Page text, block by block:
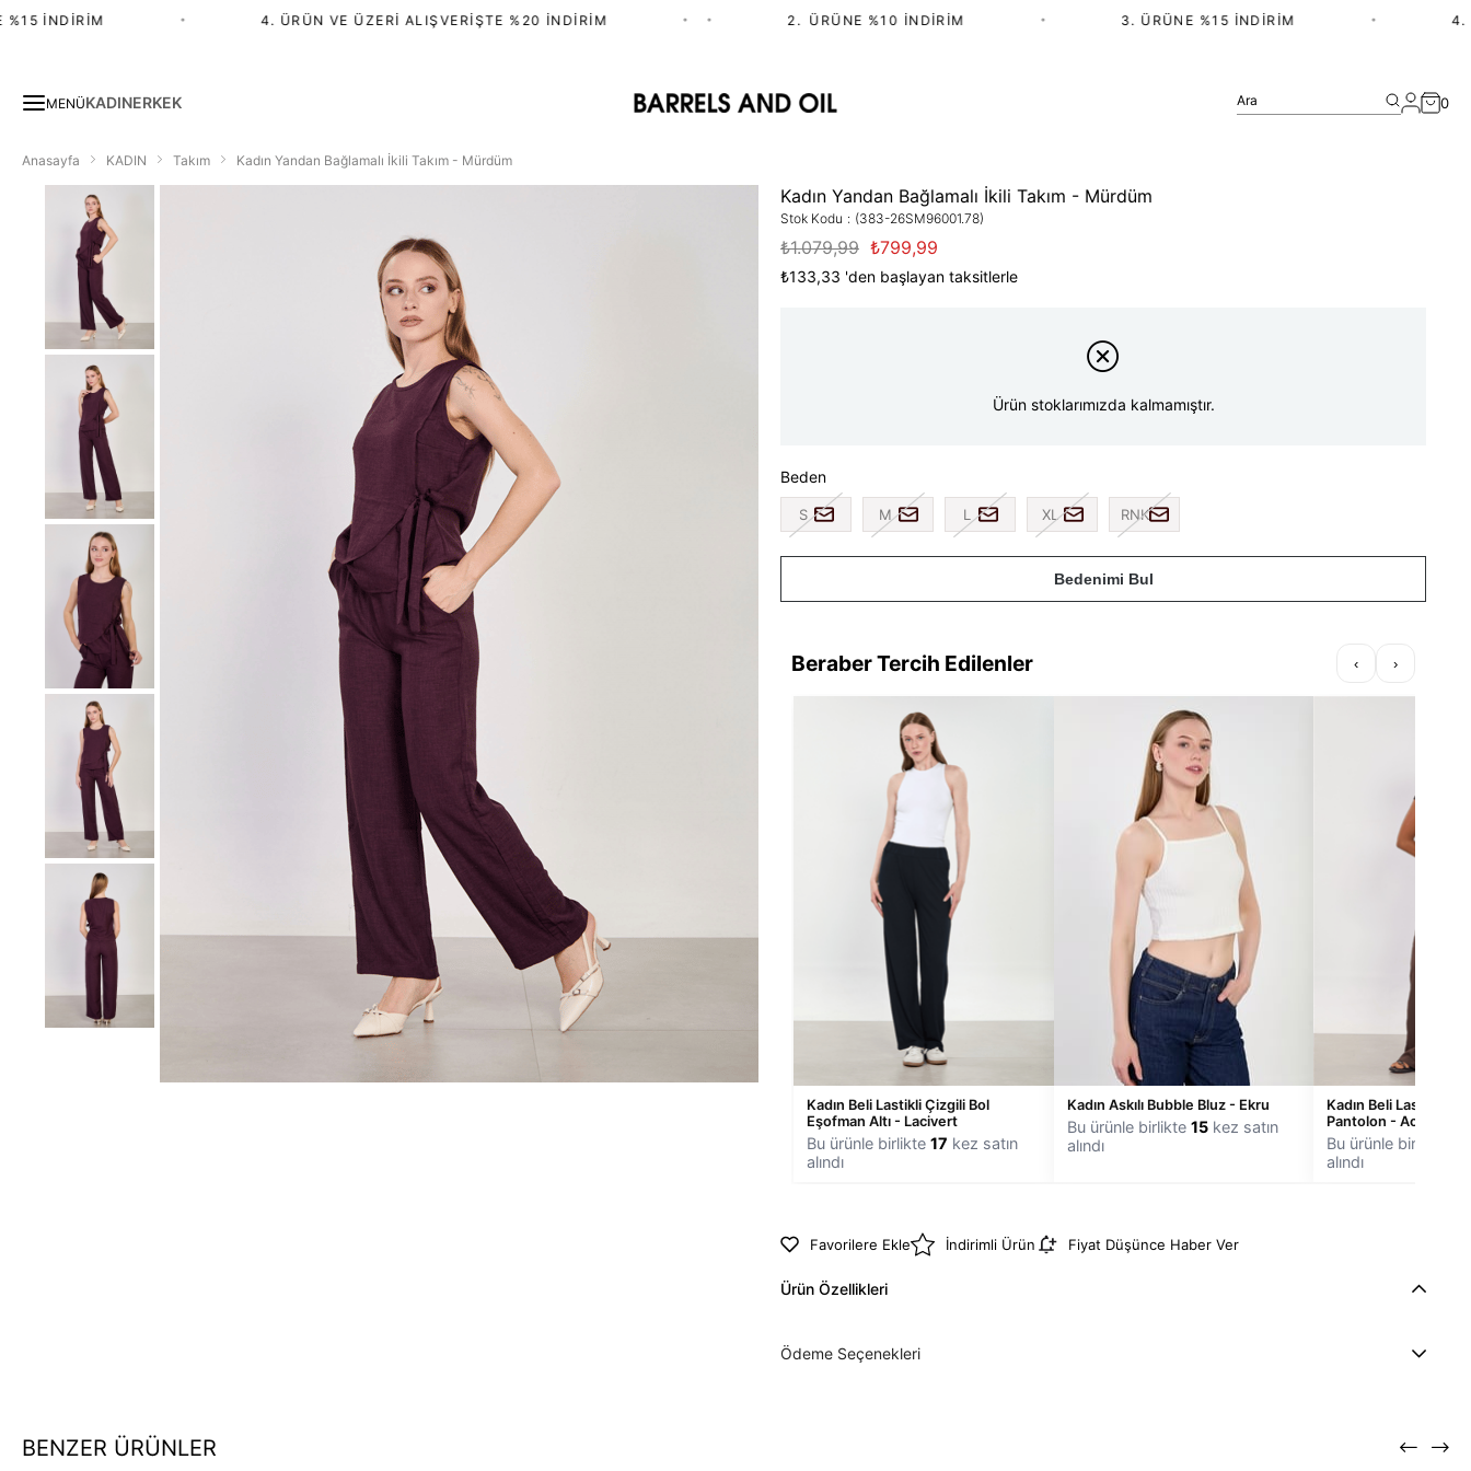
İNDIRIM 4. ÜRÜN VE ÜZERI ALIŞVERIŞTE %20 İNDIRIM 2.⁠ ⁠ÜRÜNE %10 İNDIRIM 3. ÜRÜNE %15 İNDIRIM 4.
MENÜKADINERKEK Ara 0
Anasayfa KADIN Takım Kadın Yandan Bağlamalı İkili Takım - Mürdüm
Kadın Yandan Bağlamalı İkili Takım - Mürdüm
Stok Kodu (383-26SM96001.78)
₺1.079,99 ₺799,99
₺133,33 'den başlayan taksitlerle
Ürün stoklarımızda kalmamıştır.
Beden
S M L XL RNK
Bedenimi Bul
Beraber Tercih Edilenler ‹ ›
Kadın Beli Lastikli Çizgili Bol
Eşofman Altı - Lacivert
Bu ürünle birlikte 17 kez satın
alındı
Kadın Askılı Bubble Bluz - Ekru
Bu ürünle birlikte 15kez satın
alındı
Kadın Beli Lastikli
Pantolon - Acı Kahve
Bu ürünle birlikte
alındı
Favorilere Ekle İndirimli Ürün Fiyat Düşünce Haber Ver
Ürün Özellikleri
Ödeme Seçenekleri
BENZER ÜRÜNLER